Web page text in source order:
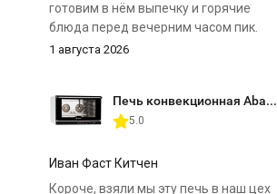
готовим в нём выпечку и горячие
блюда перед вечерним часом пик.
одновременно поставить разные
продукты и выставить для них свои
отдельно сверху и снизу, поэтому к
особенностям шкафа быстро
1 августа 2026
Печь конвекционная Abat КЭП-4П
5.0
Иван Фаст Китчен
Короче, взяли мы эту печь в наш цех